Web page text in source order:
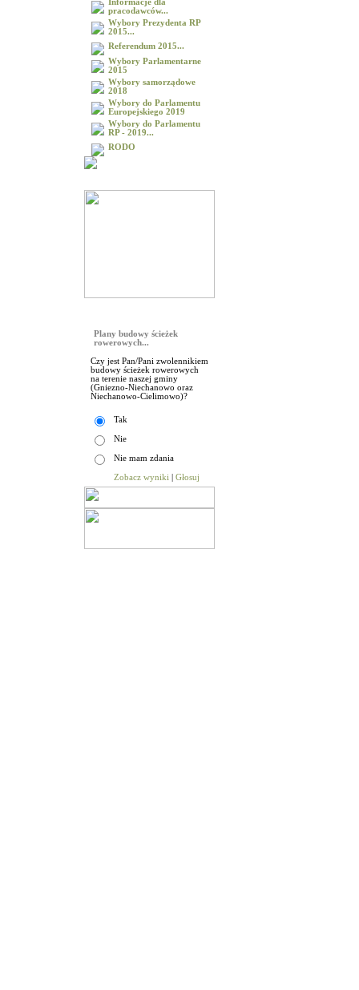
Informacje dla
pracodawców...
Wybory Prezydenta RP
2015...
Referendum 2015...
Wybory Parlamentarne
2015
Wybory samorządowe
2018
Wybory do Parlamentu
Europejskiego 2019
Wybory do Parlamentu
RP - 2019...
RODO
Plany budowy ścieżek
rowerowych...
Czy jest Pan/Pani zwolennikiem
budowy ścieżek rowerowych
na terenie naszej gminy
(Gniezno-Niechanowo oraz
Niechanowo-Cielimowo)?
Tak
Nie
Nie mam zdania
Zobacz wyniki Głosuj